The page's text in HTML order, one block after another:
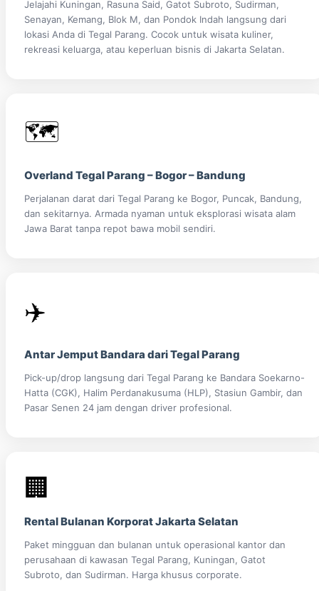
Jelajahi Kuningan, Rasuna Said, Gatot Subroto, Sudirman,
Senayan, Kemang, Blok M, dan Pondok Indah langsung dari
lokasi Anda di Tegal Parang. Cocok untuk wisata kuliner,
rekreasi keluarga, atau keperluan bisnis di Jakarta Selatan.
🗺️
Overland Tegal Parang – Bogor – Bandung
Perjalanan darat dari Tegal Parang ke Bogor, Puncak, Bandung,
dan sekitarnya. Armada nyaman untuk eksplorasi wisata alam
Jawa Barat tanpa repot bawa mobil sendiri.
✈️
Antar Jemput Bandara dari Tegal Parang
Pick-up/drop langsung dari Tegal Parang ke Bandara Soekarno-
Hatta (CGK), Halim Perdanakusuma (HLP), Stasiun Gambir, dan
Pasar Senen 24 jam dengan driver profesional.
🏢
Rental Bulanan Korporat Jakarta Selatan
Paket mingguan dan bulanan untuk operasional kantor dan
perusahaan di kawasan Tegal Parang, Kuningan, Gatot
Subroto, dan Sudirman. Harga khusus corporate.